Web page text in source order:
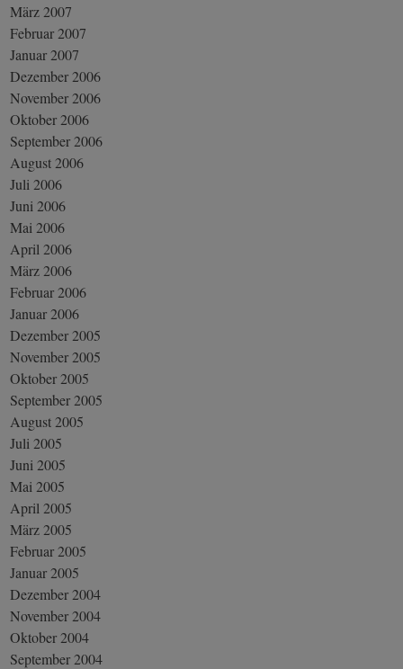
März 2007
Februar 2007
Januar 2007
Dezember 2006
November 2006
Oktober 2006
September 2006
August 2006
Juli 2006
Juni 2006
Mai 2006
April 2006
März 2006
Februar 2006
Januar 2006
Dezember 2005
November 2005
Oktober 2005
September 2005
August 2005
Juli 2005
Juni 2005
Mai 2005
April 2005
März 2005
Februar 2005
Januar 2005
Dezember 2004
November 2004
Oktober 2004
September 2004